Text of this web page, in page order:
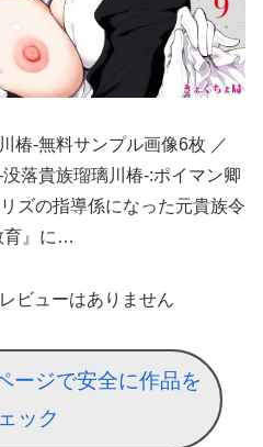
椿-無料サンプル画像6枚 ／
落貴族瑠璃川椿-:ポイマン卿
ズの指導係になった元貴族令
育』に…
ビューはありません
ージで安全に作品を
ック